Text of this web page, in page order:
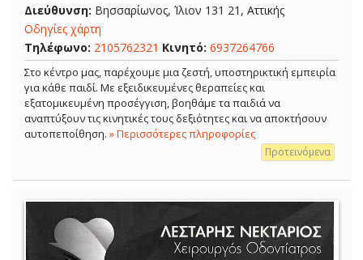
Διεύθυνση: Βησσαρίωνος, Ίλιον 131 21, Αττικής
Οδηγίες χάρτη
Τηλέφωνο: 2105762321 Κινητό: 6937264766
Στο κέντρο μας, παρέχουμε μια ζεστή, υποστηρικτική εμπειρία
για κάθε παιδί. Με εξειδικευμένες θεραπείες και
εξατομικευμένη προσέγγιση, βοηθάμε τα παιδιά να
αναπτύξουν τις κινητικές τους δεξιότητες και να αποκτήσουν
αυτοπεποίθηση. » Περισσότερες πληροφορίες
Προτεινόμενα